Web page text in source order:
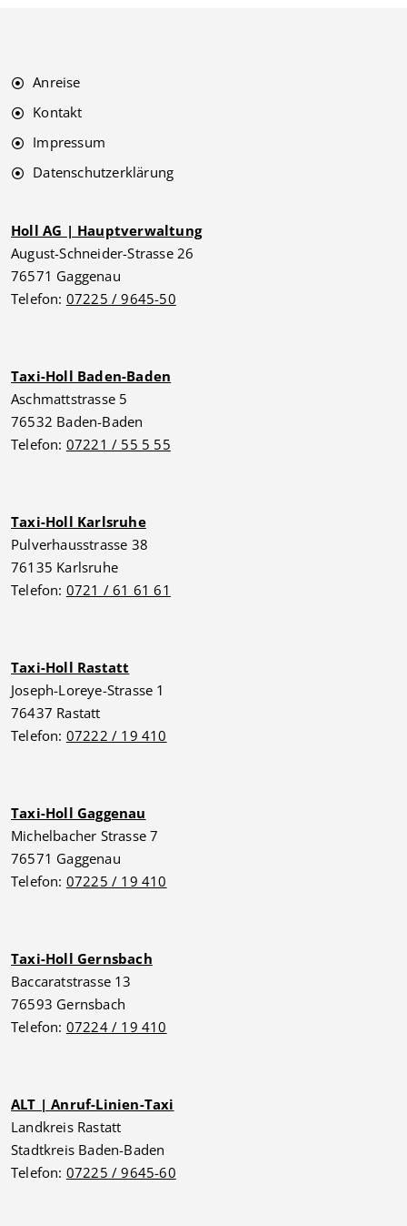
Anreise
Kontakt
Impressum
Datenschutzerklärung
Holl AG | Hauptverwaltung
August-Schneider-Strasse 26
76571 Gaggenau
Telefon: 07225 / 9645-50
Taxi-Holl Baden-Baden
Aschmattstrasse 5
76532 Baden-Baden
Telefon: 07221 / 55 5 55
Taxi-Holl Karlsruhe
Pulverhausstrasse 38
76135 Karlsruhe
Telefon: 0721 / 61 61 61
Taxi-Holl Rastatt
Joseph-Loreye-Strasse 1
76437 Rastatt
Telefon: 07222 / 19 410
Taxi-Holl Gaggenau
Michelbacher Strasse 7
76571 Gaggenau
Telefon: 07225 / 19 410
Taxi-Holl Gernsbach
Baccaratstrasse 13
76593 Gernsbach
Telefon: 07224 / 19 410
ALT | Anruf-Linien-Taxi
Landkreis Rastatt
Stadtkreis Baden-Baden
Telefon: 07225 / 9645-60